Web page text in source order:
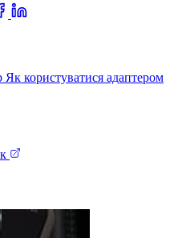
Як користуватися адаптером